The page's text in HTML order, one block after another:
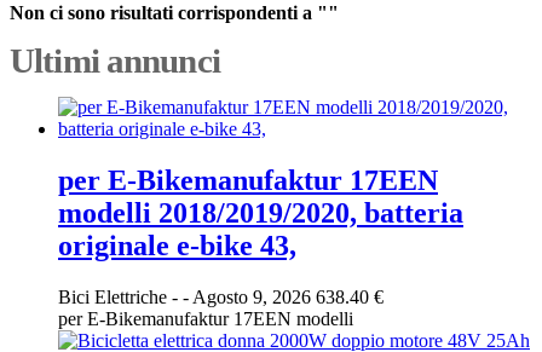
Non ci sono risultati corrispondenti a ""
Ultimi annunci
per E-Bikemanufaktur 17EEN
modelli 2018/2019/2020, batteria
originale e-bike 43,
Bici Elettriche - - Agosto 9, 2026 638.40 €
per E-Bikemanufaktur 17EEN modelli